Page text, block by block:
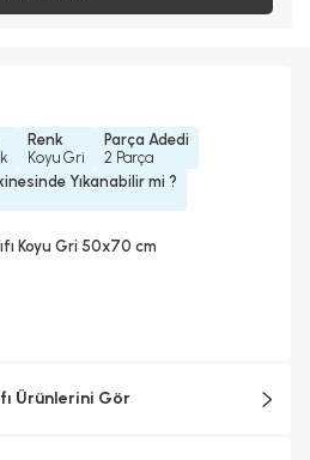
Renk
Koyu Gri
Parça Adedi
2 Parça
Yıkanabilir mi ?
Koyu Gri 50x70 cm
Ürünlerini Gör